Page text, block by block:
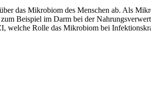
das Mikrobiom des Menschen ab. Als
Beispiel im Darm bei der
welche Rolle das Mikrobiom bei